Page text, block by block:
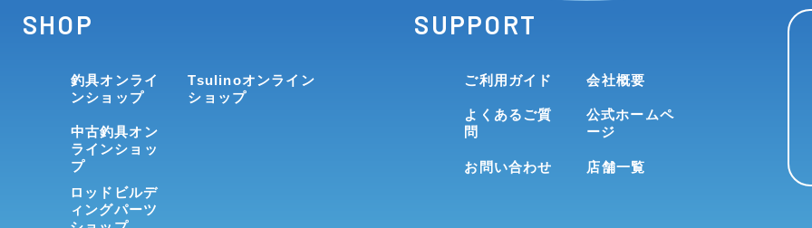
SHOP
釣具オンライ
ンショップ
中古釣具オン
ラインショッ
プ
ロッドビルデ
ィングパーツ
Tsulinoオンライン
ショップ
SUPPORT
ご利用ガイド
よくあるご質
問
お問い合わせ
会社概要
公式ホームペ
ージ
店舗一覧